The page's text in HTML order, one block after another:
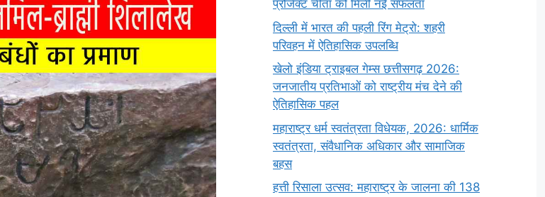
प्रोजेक्ट चीता को मिली नई सफलता
दिल्ली में भारत की पहली रिंग मेट्रो: शहरी
परिवहन में ऐतिहासिक उपलब्धि
खेलो इंडिया ट्राइबल गेम्स छत्तीसगढ़ 2026:
जनजातीय प्रतिभाओं को राष्ट्रीय मंच देने की
ऐतिहासिक पहल
महाराष्ट्र धर्म स्वतंत्रता विधेयक, 2026: धार्मिक
स्वतंत्रता, संवैधानिक अधिकार और सामाजिक
बहस
हत्ती रिसाला उत्सव: महाराष्ट्र के जालना की 138